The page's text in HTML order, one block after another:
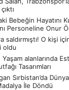
Bebeğin Hayatını
Personeline Onur
saldırmıştı! O kişi
oldu
Yaşam alanlarında
Tasarımları
Sırbistan’da Dünya
İle Döndü